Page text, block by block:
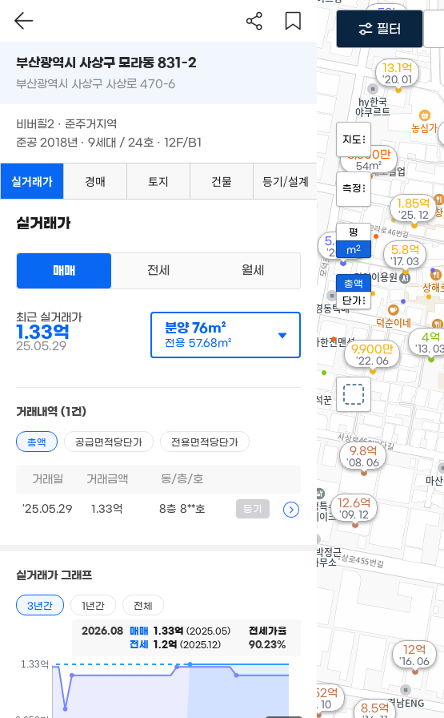
1.85억
'25. 12
5억
'23. 01
9,900만
'22. 06
5,500만
54m²
5.83억
'20. 04
13.1억
'20. 01
15.52억
'19. 10
5.8억
'17. 03
8.5억
12억
'16. 06
4억
'13.
12.6억
'09. 12
9.8억
'08. 06
지도
측정
평
m2
총액
단가
필터
부산광역시 사상구 모라동 831-2
부산광역시 사상구 사상로 470-6
비버힐2 · 준주거지역
준공 2018년 · 9세대 / 24호 · 12F/B1
실거래가 경매 토지 건물 등기/설계
실거래가
매매 전세 월세
최근 실거래가
1.33억
25.05.29
분양76m²
전용 57.68m²
거래내역 (1건)
총액 공급면적당단가 전용면적당단가
거래일 거래금액 동/층/호
'25.05.29 1.33억 8층 8**호 등기
실거래가 그래프
3년간 1년간 전체
2026.08 매매 1.33억 (2025.05)
전세 1.2억 (2025.12)
전세가율
90.23%
1.33억